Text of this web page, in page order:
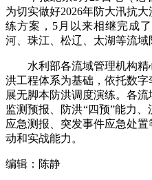
为切实做好2026年防大汛抗
练方案，5月以来相继完成
河、珠江、松辽、太湖等流域
水利部各流域管理机构精
洪工程体系为基础，依托数
展无脚本防洪调度演练。各
监测预报、防洪“四预”能力
应急测报、突发事件应急处
动和实战能力。
编辑：陈静